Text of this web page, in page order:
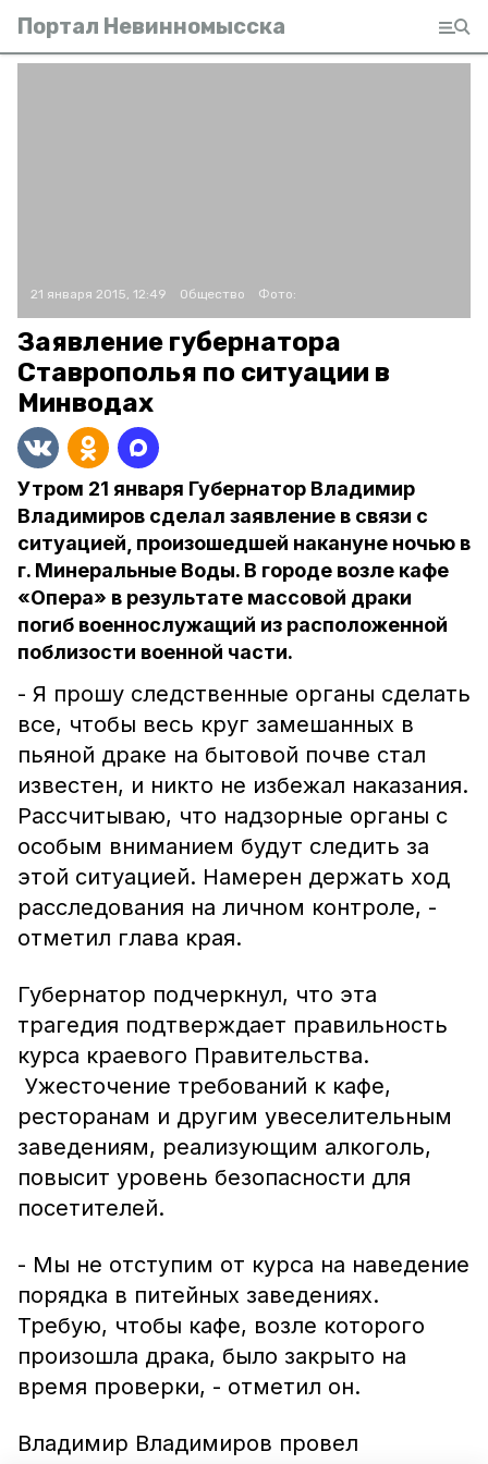
Портал Невинномысска
21 января 2015, 12:49 Общество Фото:
Заявление губернатора
Ставрополья по ситуации в
Минводах
Утром 21 января Губернатор Владимир
Владимиров сделал заявление в связи с
ситуацией, произошедшей накануне ночью в
г. Минеральные Воды. В городе возле кафе
«Опера» в результате массовой драки
погиб военнослужащий из расположенной
поблизости военной части.
- Я прошу следственные органы сделать
все, чтобы весь круг замешанных в
пьяной драке на бытовой почве стал
известен, и никто не избежал наказания.
Рассчитываю, что надзорные органы с
особым вниманием будут следить за
этой ситуацией. Намерен держать ход
расследования на личном контроле, -
отметил глава края.
Губернатор подчеркнул, что эта
трагедия подтверждает правильность
курса краевого Правительства.
Ужесточение требований к кафе,
ресторанам и другим увеселительным
заведениям, реализующим алкоголь,
повысит уровень безопасности для
посетителей.
- Мы не отступим от курса на наведение
порядка в питейных заведениях.
Требую, чтобы кафе, возле которого
произошла драка, было закрыто на
время проверки, - отметил он.
Владимир Владимиров провел